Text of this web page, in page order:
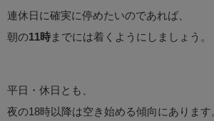
連休日に確実に停めたいのであれば、
朝の11時 までには着くようにしましょう。
平日・休日とも、
夜の18時以降は空き始める傾向にあります